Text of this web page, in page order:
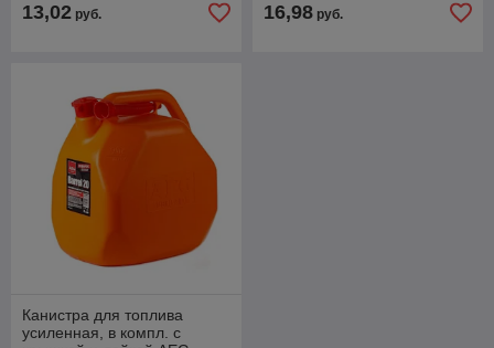
13,02 руб. 16,98 руб.
Канистра для топлива
усиленная, в компл. с